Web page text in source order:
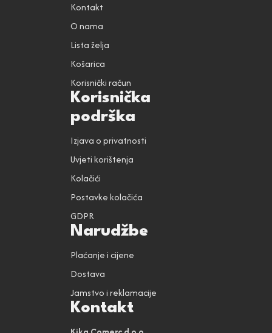
Kontakt
O nama
Lista želja
Košarica
Korisnički račun
Korisnička
podrška
Izjava o privatnosti
Uvjeti korištenja
Kolačići
Postavke kolačića
GDPR
Narudžbe
Plaćanje i cijene
Dostava
Jamstvo i reklamacije
Kontakt